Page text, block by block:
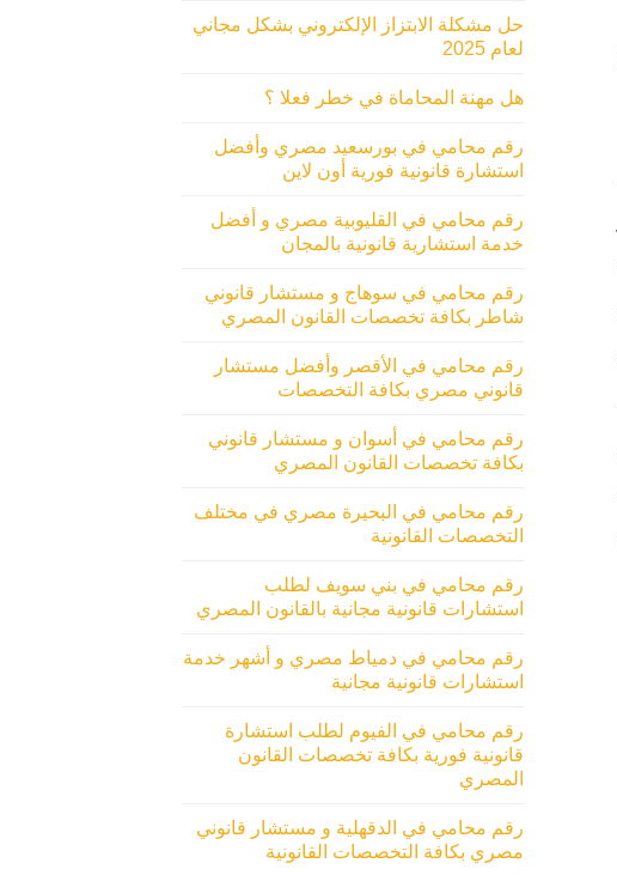
حل مشكلة الابتزاز الإلكتروني بشكل مجاني
لعام 2025
هل مهنة المحاماة في خطر فعلا ؟
رقم محامي في بورسعيد مصري وأفضل
استشارة قانونية فورية أون لاين
رقم محامي في القليوبية مصري و أفضل
خدمة استشارية قانونية بالمجان
رقم محامي في سوهاج و مستشار قانوني
شاطر بكافة تخصصات القانون المصري
رقم محامي في الأقصر وأفضل مستشار
قانوني مصري بكافة التخصصات
رقم محامي في أسوان و مستشار قانوني
بكافة تخصصات القانون المصري
رقم محامي في البحيرة مصري في مختلف
التخصصات القانونية
رقم محامي في بني سويف لطلب
استشارات قانونية مجانية بالقانون المصري
رقم محامي في دمياط مصري و أشهر خدمة
استشارات قانونية مجانية
رقم محامي في الفيوم لطلب استشارة
قانونية فورية بكافة تخصصات القانون
المصري
رقم محامي في الدقهلية و مستشار قانوني
مصري بكافة التخصصات القانونية